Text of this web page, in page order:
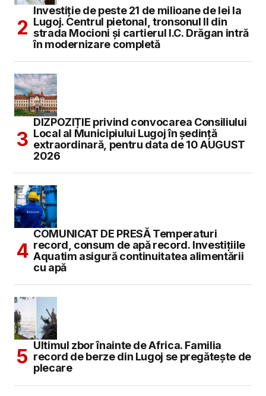
Investiție de peste 21 de milioane de lei la
Lugoj. Centrul pietonal, tronsonul II din
strada Mocioni și cartierul I.C. Drăgan intră
în modernizare completă
DIZPOZIȚIE privind convocarea Consiliului
Local al Municipiului Lugoj în şedinţă
extraordinară, pentru data de 10 AUGUST
2026
COMUNICAT DE PRESĂ Temperaturi
record, consum de apă record. Investițiile
Aquatim asigură continuitatea alimentării
cu apă
Ultimul zbor înainte de Africa. Familia
record de berze din Lugoj se pregătește de
plecare